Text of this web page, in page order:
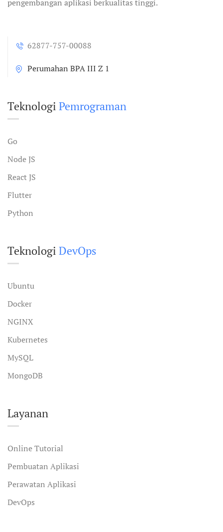
pengembangan aplikasi berkualitas tinggi.
62877-757-00088
Perumahan BPA III Z 1
Teknologi Pemrograman
Go
Node JS
React JS
Flutter
Python
Teknologi DevOps
Ubuntu
Docker
NGINX
Kubernetes
MySQL
MongoDB
Layanan
Online Tutorial
Pembuatan Aplikasi
Perawatan Aplikasi
DevOps